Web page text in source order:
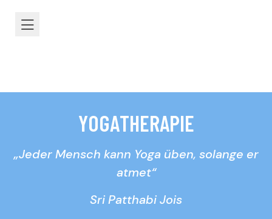
YOGATHERAPIE
„Jeder Mensch kann Yoga üben, solange er
atmet“
Sri Patthabi Jois